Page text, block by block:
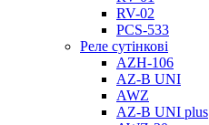
RV-02
PCS-533
Реле сутінкові
AZH-106
AZ-B UNI
AWZ
AZ-B UNI plus